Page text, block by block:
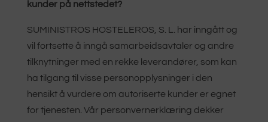
kunder på nettstedet?
SUMINISTROS HOSTELEROS, S. L. har inngått og
vil fortsette å inngå samarbeidsavtaler og andre
tilknytninger med en rekke leverandører, som kan
ha tilgang til visse personopplysninger i den
hensikt å vurdere om autoriserte kunder er egnet
for tjenesten. Vår personvernerklæring dekker